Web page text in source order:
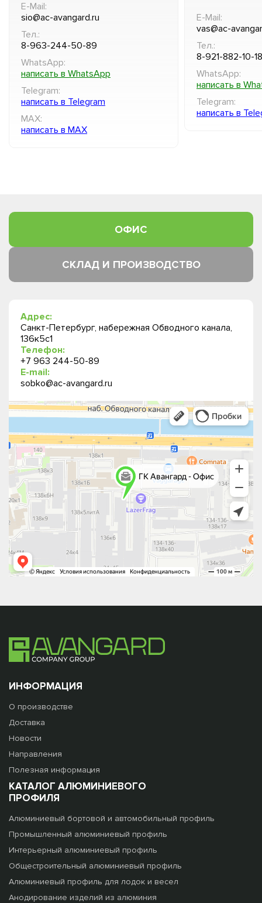
E-Mail:
sio@ac-avangard.ru
Тел.:
8-963-244-50-89
WhatsApp:
написать в WhatsApp
Telegram:
написать в Telegram
MAX:
написать в MAX
E-Mail:
vas@ac-
Тел.:
8-921-882-10-18
WhatsApp:
написать в
Telegram:
написать в
ОФИС
СКЛАД И ПРОИЗВОДСТВО
Адрес:
Санкт-Петербург, набережная Обводного канала,
136к5с1
Телефон:
+7 963 244-50-89
E-mail:
sobko@ac-avangard.ru
ИНФОРМАЦИЯ
О производстве
Доставка
Новости
Направления
Полезная информация
КАТАЛОГ АЛЮМИНИЕВОГО
ПРОФИЛЯ
Алюминиевый бортовой и автомобильный профиль
Промышленный алюминиевый профиль
Интерьерный алюминиевый профиль
Общестроительный алюминиевый профиль
Алюминиевый профиль для лодок и весел
Анодирование изделий из алюминия